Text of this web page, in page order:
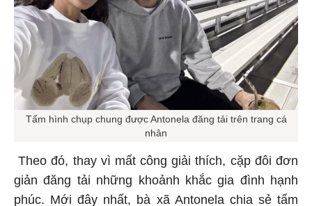
Tấm hình chụp chung được Antonela đăng tải trên trang cá
nhân
Theo đó, thay vì mất công giải thích, cặp đôi đơn
giản đăng tải những khoảnh khắc gia đình hạnh
phúc. Mới đây nhất, bà xã Antonela chia sẻ tấm